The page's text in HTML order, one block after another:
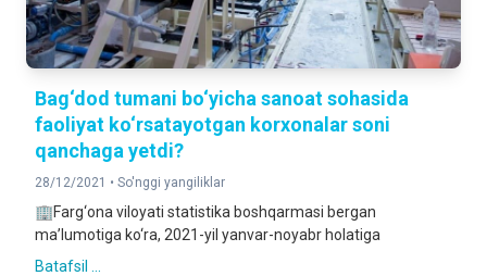
Bag‘dod tumani bo‘yicha sanoat sohasida
faoliyat ko‘rsatayotgan korxonalar soni
qanchaga yetdi?
28/12/2021 • So'nggi yangiliklar
🏢Farg‘ona viloyati statistika boshqarmasi bergan
ma’lumotiga ko‘ra, 2021-yil yanvar-noyabr holatiga
Batafsil ...